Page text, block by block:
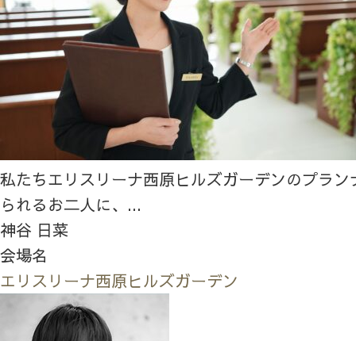
私たちエリスリーナ西原ヒルズガーデンのプラ
られるお二人に、...
神谷 日菜
会場名
エリスリーナ西原ヒルズガーデン